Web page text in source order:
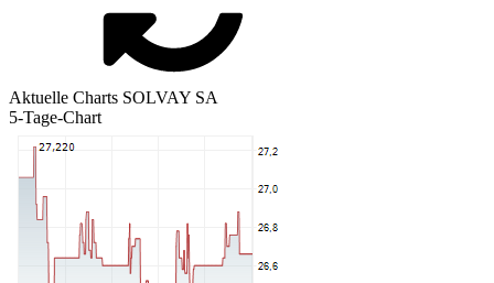
Aktuelle Charts SOLVAY SA
5-Tage-Chart